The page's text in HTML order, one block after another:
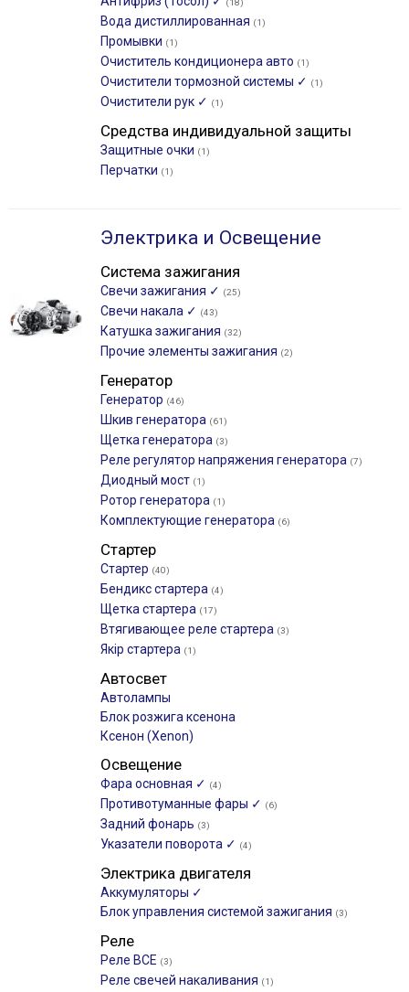
(18)
Вода дистиллированная (1)
Промывки (1)
Очиститель кондиционера авто (1)
Очистители тормозной системы ✓ (1)
Очистители рук ✓ (1)
Средства индивидуальной защиты
Защитные очки (1)
Перчатки (1)
Электрика и Освещение
Система зажигания
Свечи зажигания ✓ (25)
Свечи накала ✓ (43)
Катушка зажигания (32)
Прочие элементы зажигания (2)
Генератор
Генератор (46)
Шкив генератора (61)
Щетка генератора (3)
Реле регулятор напряжения генератора (7)
Диодный мост (1)
Ротор генератора (1)
Комплектующие генератора (6)
Стартер
Стартер (40)
Бендикс стартера (4)
Щетка стартера (17)
Втягивающее реле стартера (3)
Якір стартера (1)
Автосвет
Автолампы
Блок розжига ксенона
Ксенон (Xenon)
Освещение
Фара основная ✓ (4)
Противотуманные фары ✓ (6)
Задний фонарь (3)
Указатели поворота ✓ (4)
Электрика двигателя
Аккумуляторы ✓
Блок управления системой зажигания (3)
Реле
Реле ВСЕ (3)
Реле свечей накаливания (1)